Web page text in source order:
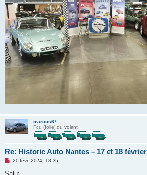
marcus67
Fou (folle) du volant
Re: Historic Auto Nantes – 17 et 18 février
M
s
20 févr. 2024, 18:35
Salut